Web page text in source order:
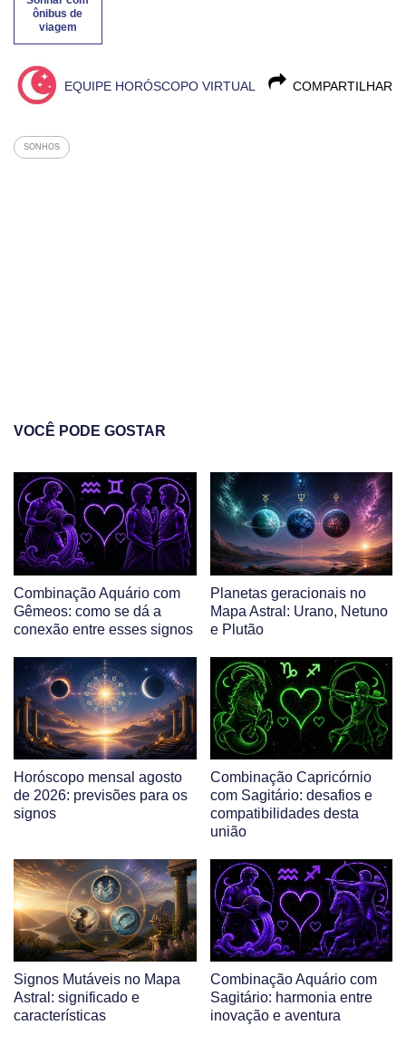
ônibus de
viagem
COMPARTILHAR
EQUIPE HORÓSCOPO VIRTUAL
SONHOS
VOCÊ PODE GOSTAR
Combinação Aquário com
Gêmeos: como se dá a
conexão entre esses signos
Planetas geracionais no
Mapa Astral: Urano, Netuno
e Plutão
Horóscopo mensal agosto
de 2026: previsões para os
signos
Combinação Capricórnio
com Sagitário: desafios e
compatibilidades desta
união
Signos Mutáveis no Mapa
Astral: significado e
características
Combinação Aquário com
Sagitário: harmonia entre
inovação e aventura